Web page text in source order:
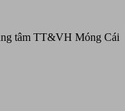
tâm TT&VH Móng Cái